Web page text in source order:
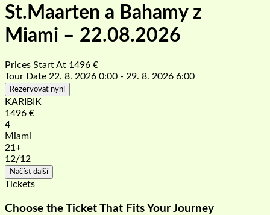
St.Maarten a Bahamy z
Miami – 22.08.2026
Prices Start At 1496 €
Tour Date 22. 8. 2026 0:00 - 29. 8. 2026 6:00
Rezervovat nyní
KARIBIK
1496 €
4
Miami
21+
12/12
Načíst další
Tickets
Choose the Ticket That Fits Your Journey